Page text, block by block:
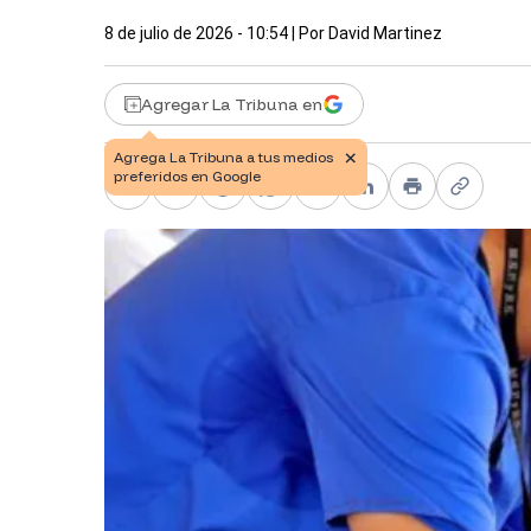
8 de julio de 2026 - 10:54 | Por David Martinez
Agregar La Tribuna en
Facebook
X TelegramWhatsApp
PinterestLinkedIn
PrintCopy